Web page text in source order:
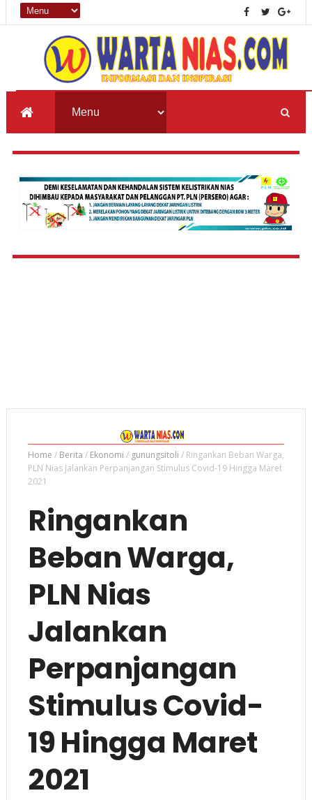
Home / Berita / Ekonomi / gunungsitoli / Ringankan Beban Warga,
PLN Nias Jalankan Perpanjangan Stimulus Covid-19 Hingga Maret
2021
Ringankan
Beban Warga,
PLN Nias
Jalankan
Perpanjangan
Stimulus Covid-
19 Hingga Maret
2021